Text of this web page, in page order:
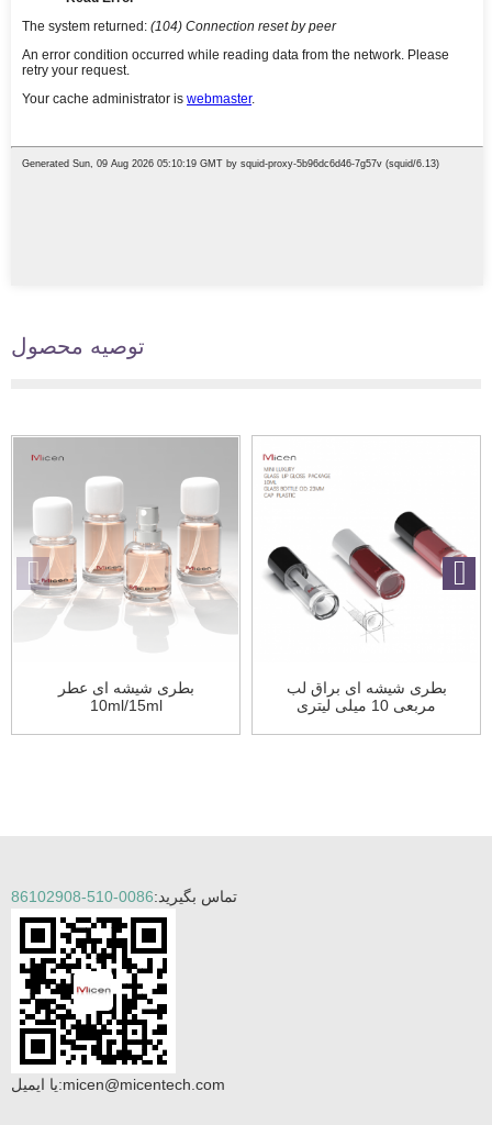
توصیه محصول
بطری شیشه ای عطر
10ml/15ml
بطری شیشه ای براق لب
مربعی 10 میلی لیتری
تماس بگیرید:0086-510-86102908
یا ایمیل:micen@micentech.com